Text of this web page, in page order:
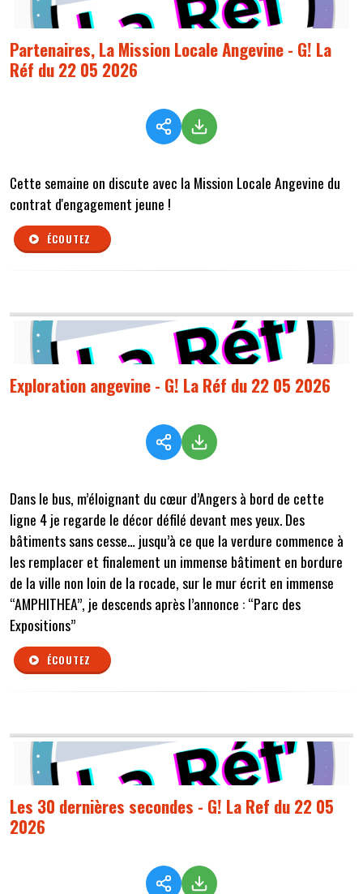
Partenaires, La Mission Locale Angevine - G! La
Réf du 22 05 2026
Cette semaine on discute avec la Mission Locale Angevine du
contrat d'engagement jeune !
ÉCOUTEZ
Exploration angevine - G! La Réf du 22 05 2026
Dans le bus, m’éloignant du cœur d’Angers à bord de cette
ligne 4 je regarde le décor défilé devant mes yeux. Des
bâtiments sans cesse… jusqu’à ce que la verdure commence à
les remplacer et finalement un immense bâtiment en bordure
de la ville non loin de la rocade, sur le mur écrit en immense
“AMPHITHEA”, je descends après l’annonce : “Parc des
Expositions”
ÉCOUTEZ
Les 30 dernières secondes - G! La Ref du 22 05
2026